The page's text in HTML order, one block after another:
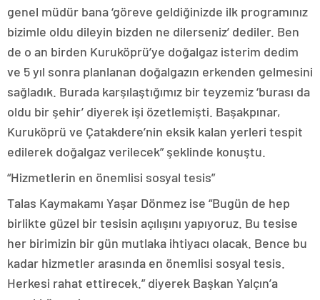
genel müdür bana ‘göreve geldiğinizde ilk programınız
bizimle oldu dileyin bizden ne dilerseniz’ dediler. Ben
de o an birden Kuruköprü’ye doğalgaz isterim dedim
ve 5 yıl sonra planlanan doğalgazın erkenden gelmesini
sağladık. Burada karşılaştığımız bir teyzemiz ‘burası da
oldu bir şehir’ diyerek işi özetlemişti. Başakpınar,
Kuruköprü ve Çatakdere’nin eksik kalan yerleri tespit
edilerek doğalgaz verilecek” şeklinde konuştu.
“Hizmetlerin en önemlisi sosyal tesis”
Talas Kaymakamı Yaşar Dönmez ise “Bugün de hep
birlikte güzel bir tesisin açılışını yapıyoruz. Bu tesise
her birimizin bir gün mutlaka ihtiyacı olacak. Bence bu
kadar hizmetler arasında en önemlisi sosyal tesis.
Herkesi rahat ettirecek.” diyerek Başkan Yalçın’a